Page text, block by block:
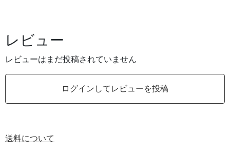
レビュー
レビューはまだ投稿されていません
ログインしてレビューを投稿
送料について